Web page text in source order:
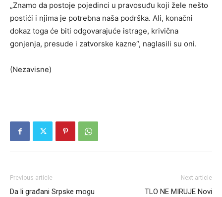
„Znamo da postoje pojedinci u pravosuđu koji žele nešto
postići i njima je potrebna naša podrška. Ali, konačni
dokaz toga će biti odgovarajuće istrage, krivična
gonjenja, presude i zatvorske kazne“, naglasili su oni.
(Nezavisne)
Previous article
Da li građani Srpske mogu
Next article
TLO NE MIRUJE Novi